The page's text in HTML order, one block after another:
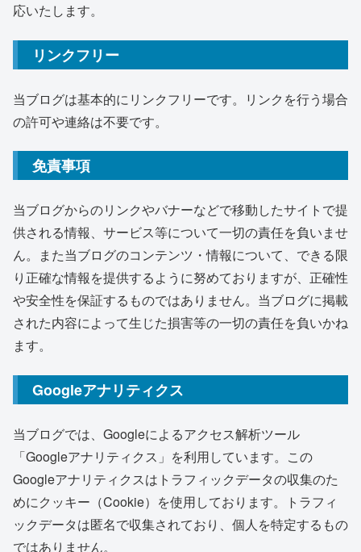
応いたします。
リンクフリー
当ブログは基本的にリンクフリーです。リンクを行う場合
の許可や連絡は不要です。
免責事項
当ブログからのリンクやバナーなどで移動したサイトで提
供される情報、サービス等について一切の責任を負いませ
ん。また当ブログのコンテンツ・情報について、できる限
り正確な情報を提供するように努めておりますが、正確性
や安全性を保証するものではありません。当ブログに掲載
された内容によって生じた損害等の一切の責任を負いかね
ます。
Googleアナリティクス
当ブログでは、Googleによるアクセス解析ツール
「Googleアナリティクス」を利用しています。この
Googleアナリティクスはトラフィックデータの収集のた
めにクッキー（Cookie）を使用しております。トラフィ
ックデータは匿名で収集されており、個人を特定するもの
ではありません。